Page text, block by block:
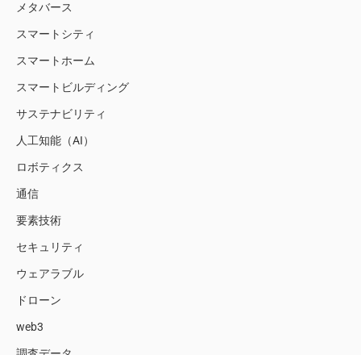
メタバース
スマートシティ
スマートホーム
スマートビルディング
サステナビリティ
人工知能（AI）
ロボティクス
通信
要素技術
セキュリティ
ウェアラブル
ドローン
web3